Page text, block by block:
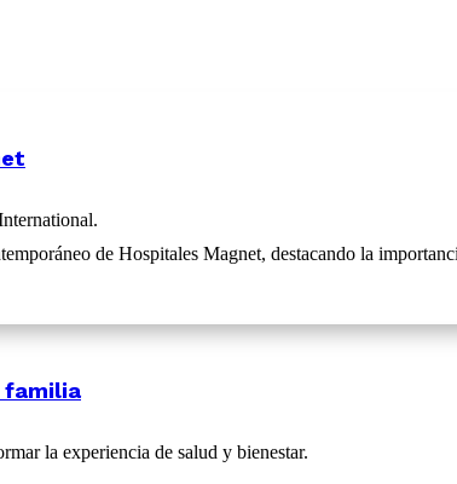
de Hospitales Magnet, destacando la
familia
la experiencia de salud y bienestar.